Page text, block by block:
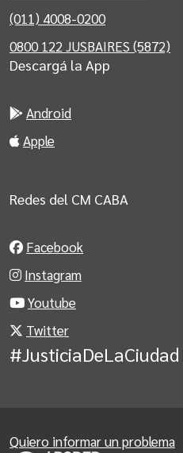
(011) 4008-0200
0800 122 JUSBAIRES (5872)
Descargá la App
Android
Apple
Redes del CM CABA
Facebook
Instagram
Youtube
Twitter
#JusticiaDeLaCiudad
Quiero informar un problema